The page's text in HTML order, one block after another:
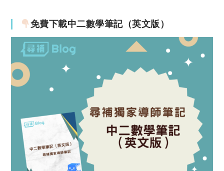
免費下載中二數學筆記（英文版）